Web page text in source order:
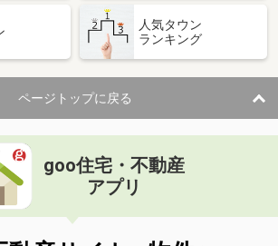
人気タウン
ランキング
ページトップに戻る
goo住宅・不動産
アプリ